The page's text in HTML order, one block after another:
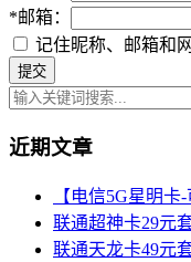
*邮箱：
记住昵称、邮箱和
近期文章
【电信5G星明
联通超神卡29元
联通天龙卡49元